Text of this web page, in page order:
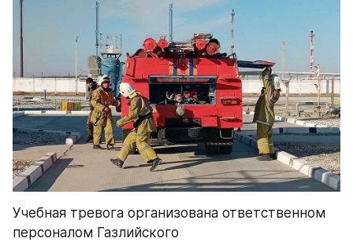
Учебная тревога организована ответственном
персоналом Газлийского